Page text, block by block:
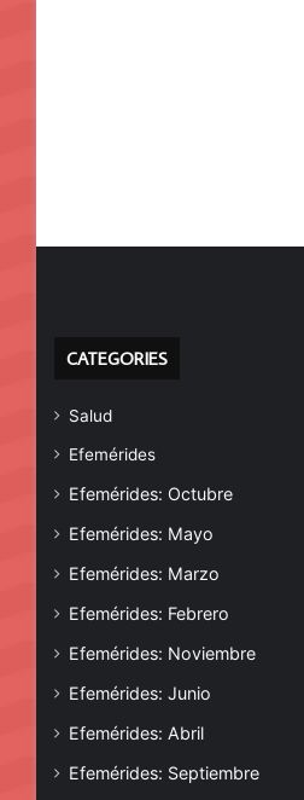
CATEGORIES
Salud
Efemérides
Efemérides: Octubre
Efemérides: Mayo
Efemérides: Marzo
Efemérides: Febrero
Efemérides: Noviembre
Efemérides: Junio
Efemérides: Abril
Efemérides: Septiembre